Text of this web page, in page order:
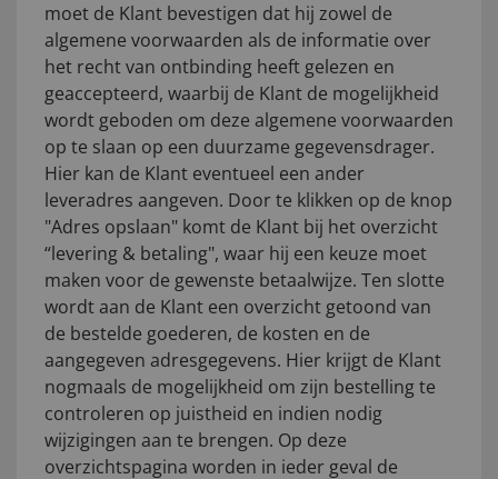
moet de Klant bevestigen dat hij zowel de
algemene voorwaarden als de informatie over
het recht van ontbinding heeft gelezen en
geaccepteerd, waarbij de Klant de mogelijkheid
wordt geboden om deze algemene voorwaarden
op te slaan op een duurzame gegevensdrager.
Hier kan de Klant eventueel een ander
leveradres aangeven. Door te klikken op de knop
"Adres opslaan" komt de Klant bij het overzicht
“levering & betaling", waar hij een keuze moet
maken voor de gewenste betaalwijze. Ten slotte
wordt aan de Klant een overzicht getoond van
de bestelde goederen, de kosten en de
aangegeven adresgegevens. Hier krijgt de Klant
nogmaals de mogelijkheid om zijn bestelling te
controleren op juistheid en indien nodig
wijzigingen aan te brengen. Op deze
overzichtspagina worden in ieder geval de